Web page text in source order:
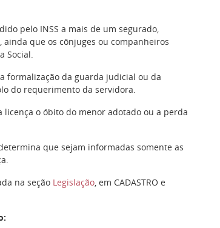
pelo INSS a mais de um segurado,
que os cônjuges ou companheiros
Social.
formalização da guarda judicial ou da
do requerimento da servidora.
o óbito do menor adotado ou a perda
que sejam informadas somente as
na seção Legislação, em CADASTRO e